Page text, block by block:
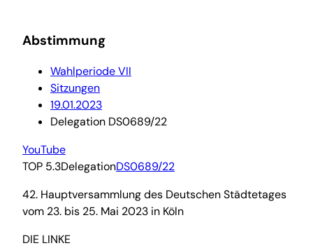
Abstimmung
Wahlperiode VII
Sitzungen
19.01.2023
Delegation DS0689/22
YouTube
TOP 5.3DelegationDS0689/22
42. Hauptversammlung des Deutschen Städtetages
vom 23. bis 25. Mai 2023 in Köln
DIE LINKE